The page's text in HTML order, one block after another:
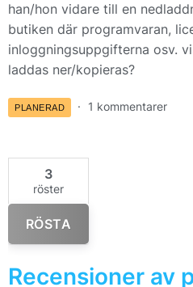
han/hon vidare till en
butiken där programvaran,
inloggningsuppgifterna osv.
laddas ner/kopieras?
PLANERAD 1 kommentarer
3
röster
RÖSTA
Recensioner av